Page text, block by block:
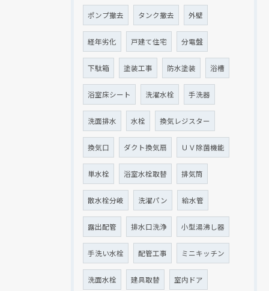
ポンプ撤去 タンク撤去 外壁
経年劣化 戸建て住宅 分電盤
下駄箱 塗装工事 防水塗装 浴槽
浴室床シート 洗濯水栓 手洗器
洗面排水 水栓 換気レジスター
換気口 ダクト換気扇 ＵＶ除菌機能
単水栓 浴室水栓取替 排気筒
散水栓分岐 洗濯パン 給水管
露出配管 排水口洗浄 小型湯沸し器
手洗い水栓 配管工事 ミニキッチン
洗面水栓 建具取替 室内ドア